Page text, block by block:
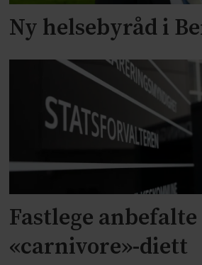
Ny helsebyråd i
Fastlege anbefalte
«carnivore»-diett